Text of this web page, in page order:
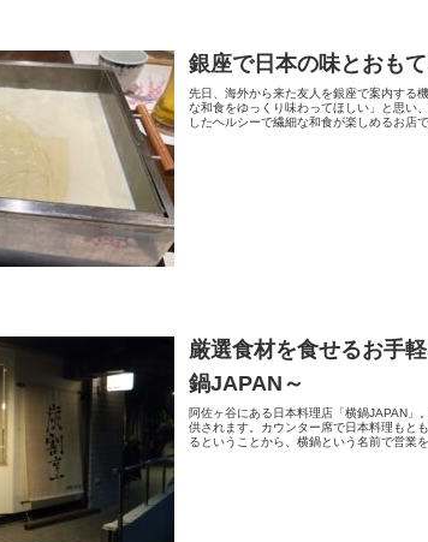
銀座で日本の味とおも
先日、海外から来た友人を銀座で案内する
な和食をゆっくり味わってほしい」と思い
したヘルシーで繊細な和食が楽しめるお店
厳選食材を食せるお手
鍋JAPAN～
阿佐ヶ谷にある日本料理店「横鍋JAPAN」
供されます。カウンター席で日本料理もと
るということから、横鍋という名前で営業